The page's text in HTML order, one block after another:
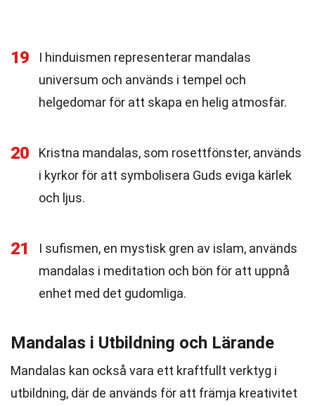
19
I hinduismen representerar mandalas
universum och används i tempel och
helgedomar för att skapa en helig atmosfär.
20
Kristna mandalas, som rosettfönster, används
i kyrkor för att symbolisera Guds eviga kärlek
och ljus.
21
I sufismen, en mystisk gren av islam, används
mandalas i meditation och bön för att uppnå
enhet med det gudomliga.
Mandalas i Utbildning och Lärande
Mandalas kan också vara ett kraftfullt verktyg i
utbildning, där de används för att främja kreativitet